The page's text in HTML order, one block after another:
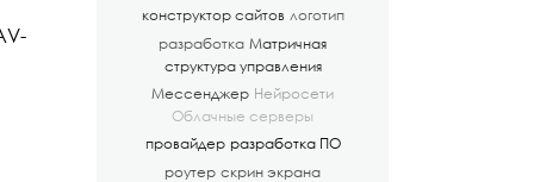
конструктор сайтов логотип
разработка Матричная
структура управления
Мессенджер Нейросети
Облачные серверы
провайдер разработка ПО
роутер скрин экрана